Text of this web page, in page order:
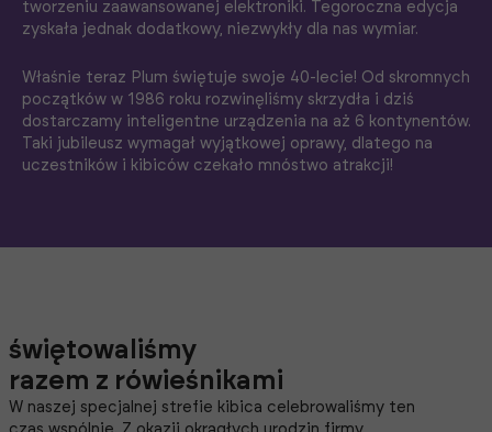
tworzeniu zaawansowanej elektroniki. Tegoroczna edycja
zyskała jednak dodatkowy, niezwykły dla nas wymiar.
Właśnie teraz Plum świętuje swoje 40-lecie! Od skromnych
początków w 1986 roku rozwinęliśmy skrzydła i dziś
dostarczamy inteligentne urządzenia na aż 6 kontynentów.
Taki jubileusz wymagał wyjątkowej oprawy, dlatego na
uczestników i kibiców czekało mnóstwo atrakcji!
świętowaliśmy
razem z rówieśnikami
W naszej specjalnej strefie kibica celebrowaliśmy ten